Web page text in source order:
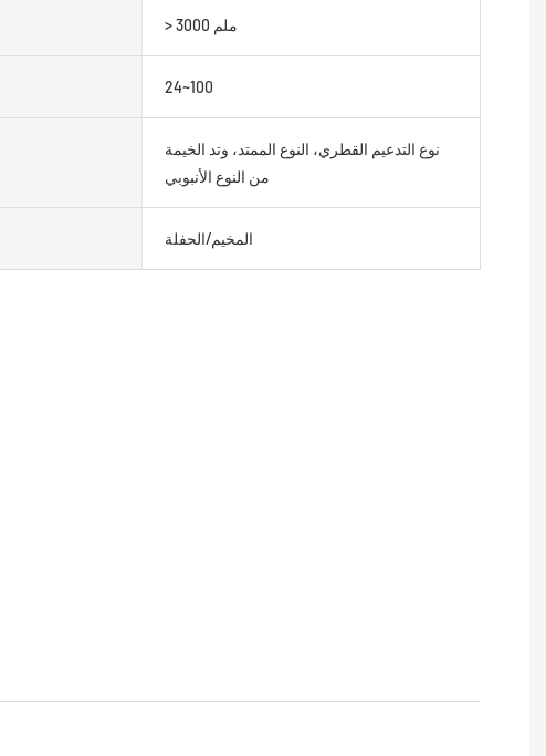
> 3000 ملم
24~100
نوع التدعيم القطري، النوع الممتد، وتد الخيمة
من النوع الأنبوبي
المخيم/الحفلة